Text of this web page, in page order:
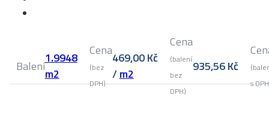
Balení1.9948
m2
Cena
(bez
DPH)
469,00Kč
/m2
Cena
(balení
bez
DPH)
935,56Kč
s